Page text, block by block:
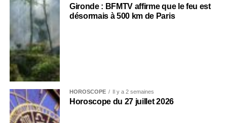
Gironde : BFMTV affirme que le feu est
désormais à 500 km de Paris
HOROSCOPE Il y a 2 semaines
Horoscope du 27 juillet 2026